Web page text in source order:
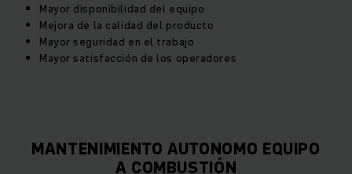
Mayor disponibilidad del equipo
Mejora de la calidad del producto
Mayor seguridad en el trabajo
Mayor satisfacción de los operadores
MANTENIMIENTO AUTONOMO EQUIPO
A COMBUSTIÓN